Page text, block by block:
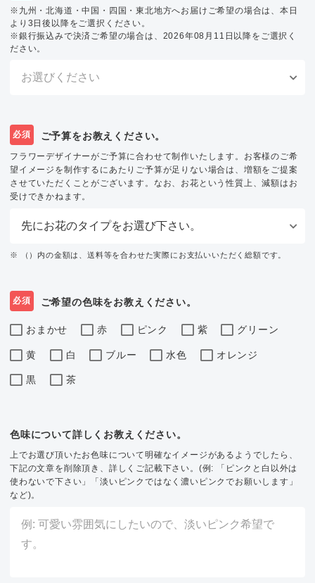
※九州・北海道・中国・四国・東北地方へお届けご希望の場合は、本日
より3日後以降をご選択ください。
※銀行振込みで決済ご希望の場合は、2026年08月11日以降をご選択く
ださい。
必須 ご予算をお教えください。
フラワーデザイナーがご予算に合わせて制作いたします。お客様のご希
望イメージを制作するにあたりご予算が足りない場合は、増額をご提案
させていただくことがございます。なお、お花という性質上、減額はお
受けできかねます。
※ （）内の金額は、送料等を合わせた実際にお支払いいただく総額です。
必須 ご希望の色味をお教えください。
おまかせ 赤 ピンク 紫 グリーン
黄 白 ブルー 水色 オレンジ
黒 茶
色味について詳しくお教えください。
上でお選び頂いたお色味について明確なイメージがあるようでしたら、
下記の文章を削除頂き、詳しくご記載下さい。(例: 「ピンクと白以外は
使わないで下さい」「淡いピンクではなく濃いピンクでお願いします」
など)。